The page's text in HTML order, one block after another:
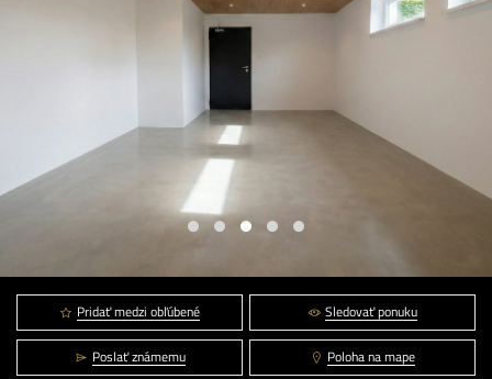
Pridať medzi obľúbené Sledovať ponuku
Poslať známemu Poloha na mape